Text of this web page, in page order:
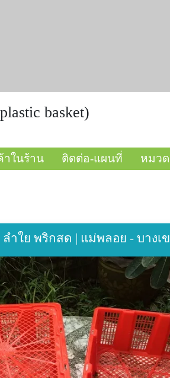
basket)
าในร้าน ติดต่อ-แผนที่ หมว
ำใย พริกสด | แม่พลอย - บางเ